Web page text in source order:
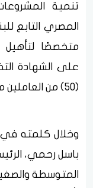
تنمية
المصري التابع
متخصصًا
على الشهادة
(50) من العاملين من مختلف فروعه.
وخلال كلمته في
باسل رحمي،
المتوسطة